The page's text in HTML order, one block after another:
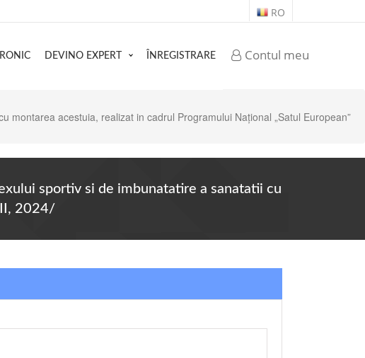
RO
Contul meu
DEVINO EXPERT ÎNREGISTRARE
acestuia, realizat in cadrul Programului Național „Satul European”
sportiv si de imbunatatire a sanatatii cu
II, 2024/